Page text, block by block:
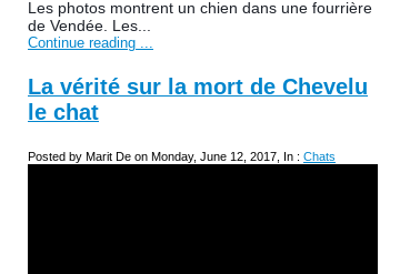
Les photos montrent un chien dans une fourrière
de Vendée. Les...
Continue reading ...
La vérité sur la mort de Chevelu
le chat
Posted by Marit De on Monday, June 12, 2017, In : Chats